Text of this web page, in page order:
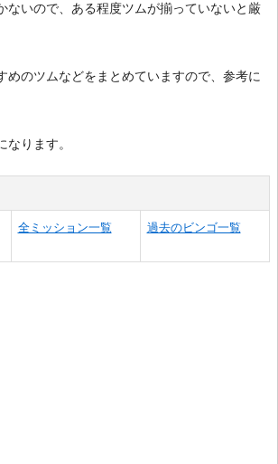
ないので、ある程度ツムが揃っていないと厳
めのツムなどをまとめていますので、参考に
なります。
全ミッション一覧 過去のビンゴ一覧